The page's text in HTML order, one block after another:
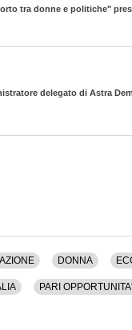
tra donne e politiche"
delegato di Astra
DONNA
PARI OPPORTUNITA'